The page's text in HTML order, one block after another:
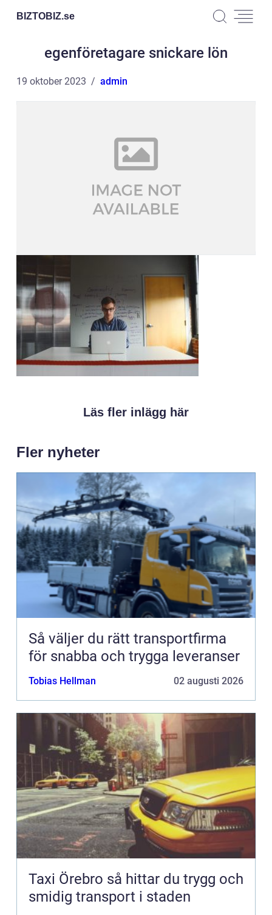
BIZTOBIZ.se
egenföretagare snickare lön
19 oktober 2023 admin
Läs fler inlägg här
Fler nyheter
Så väljer du rätt transportfirma
för snabba och trygga leveranser
Tobias Hellman 02 augusti 2026
Taxi Örebro så hittar du trygg och
smidig transport i staden